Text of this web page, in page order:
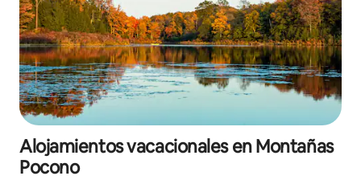
Alojamientos vacacionales en Montañas
Pocono